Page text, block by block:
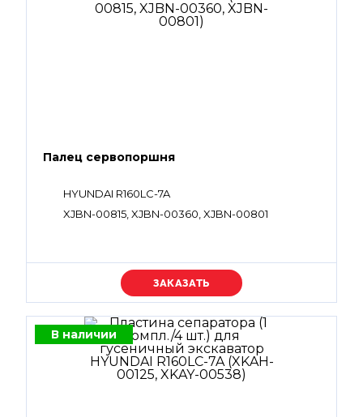
Палец сервопоршня
HYUNDAI R160LC-7A
XJBN-00815, XJBN-00360, XJBN-00801
Уточняйте цену
В наличии